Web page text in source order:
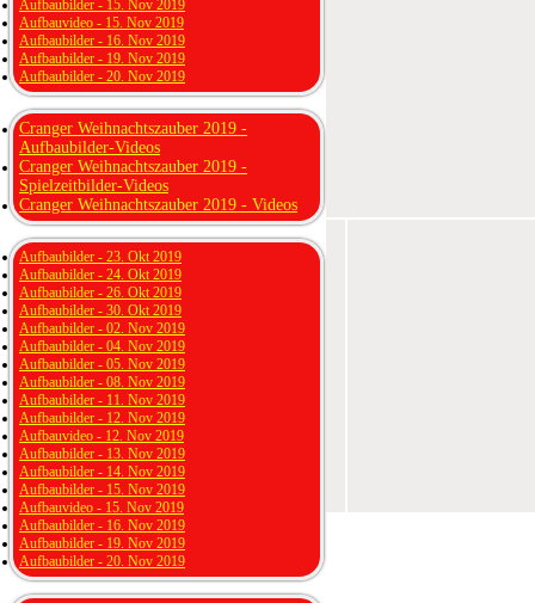
Aufbaubilder - 15. Nov 2019
Aufbauvideo - 15. Nov 2019
Aufbaubilder - 16. Nov 2019
Aufbaubilder - 19. Nov 2019
Aufbaubilder - 20. Nov 2019
Cranger Weihnachtszauber 2019 -
Aufbaubilder-Videos
Cranger Weihnachtszauber 2019 -
Spielzeitbilder-Videos
Cranger Weihnachtszauber 2019 - Videos
Aufbaubilder - 23. Okt 2019
Aufbaubilder - 24. Okt 2019
Aufbaubilder - 26. Okt 2019
Aufbaubilder - 30. Okt 2019
Aufbaubilder - 02. Nov 2019
Aufbaubilder - 04. Nov 2019
Aufbaubilder - 05. Nov 2019
Aufbaubilder - 08. Nov 2019
Aufbaubilder - 11. Nov 2019
Aufbaubilder - 12. Nov 2019
Aufbauvideo - 12. Nov 2019
Aufbaubilder - 13. Nov 2019
Aufbaubilder - 14. Nov 2019
Aufbaubilder - 15. Nov 2019
Aufbauvideo - 15. Nov 2019
Aufbaubilder - 16. Nov 2019
Aufbaubilder - 19. Nov 2019
Aufbaubilder - 20. Nov 2019